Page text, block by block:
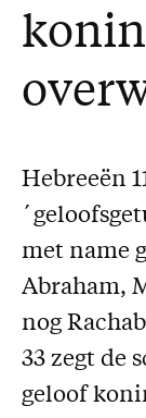
Twitter
Facebook
Over
Proefnummer
Steun AMEN
Missie
Service
Adreswijziging
Nabestellen
Hebreeën
met name
Abraham,
nog
33 zegt de
geloof